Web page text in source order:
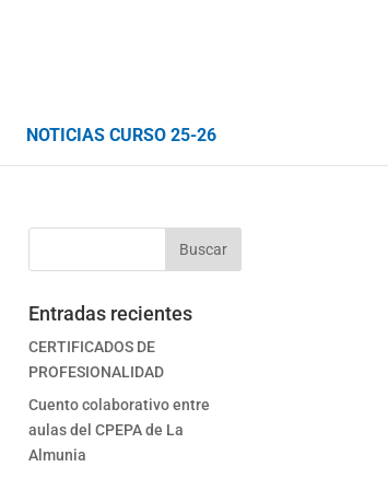
NOTICIAS CURSO 25-26
Entradas recientes
CERTIFICADOS DE
PROFESIONALIDAD
Cuento colaborativo entre
aulas del CPEPA de La
Almunia